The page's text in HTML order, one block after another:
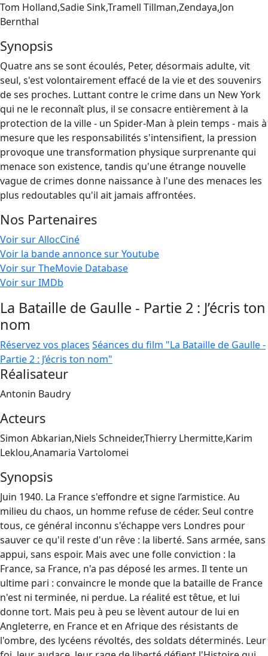
Tom Holland,Sadie Sink,Tramell Tillman,Zendaya,Jon
Bernthal
Synopsis
Quatre ans se sont écoulés, Peter, désormais adulte, vit
seul, s'est volontairement effacé de la vie et des souvenirs
de ses proches. Luttant contre le crime dans un New York
qui ne le reconnaît plus, il se consacre entièrement à la
protection de la ville - un Spider-Man à plein temps - mais à
mesure que les responsabilités s'intensifient, la pression
provoque une transformation physique surprenante qui
menace son existence, tandis qu'une étrange nouvelle
vague de crimes donne naissance à l'une des menaces les
plus redoutables qu'il ait jamais affrontées.
Nos Partenaires
Voir sur AllocCiné
Voir la bande annonce sur Youtube
Voir sur TheMovie Database
Voir sur IMDb
La Bataille de Gaulle - Partie 2 : J’écris ton
nom
Réservez vos places Séances du film "La Bataille de Gaulle -
Partie 2 : J’écris ton nom"
Réalisateur
Antonin Baudry
Acteurs
Simon Abkarian,Niels Schneider,Thierry Lhermitte,Karim
Leklou,Anamaria Vartolomei
Synopsis
Juin 1940. La France s'effondre et signe l’armistice. Au
milieu du chaos, un homme refuse de céder. Seul contre
tous, ce général inconnu s'échappe vers Londres pour
sauver ce qu'il reste d'un rêve : la liberté. Sans armée, sans
appui, sans espoir. Mais avec une folle conviction : la
France, sa France, n'a pas déposé les armes. Il tente un
ultime pari : convaincre le monde que la bataille de France
n'est ni terminée, ni perdue. La réalité est têtue, et lui
donne tort. Mais peu à peu se lèvent autour de lui en
Angleterre, en France et en Afrique des résistants de
l'ombre, des lycéens révoltés, des soldats déterminés. Leur